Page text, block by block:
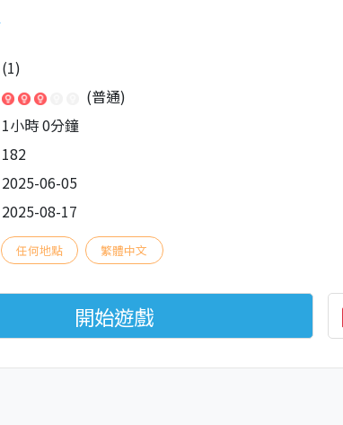
(1)
(普通)
1小時 0分鐘
182
2025-06-05
2025-08-17
任何地點 繁體中文
開始遊戲